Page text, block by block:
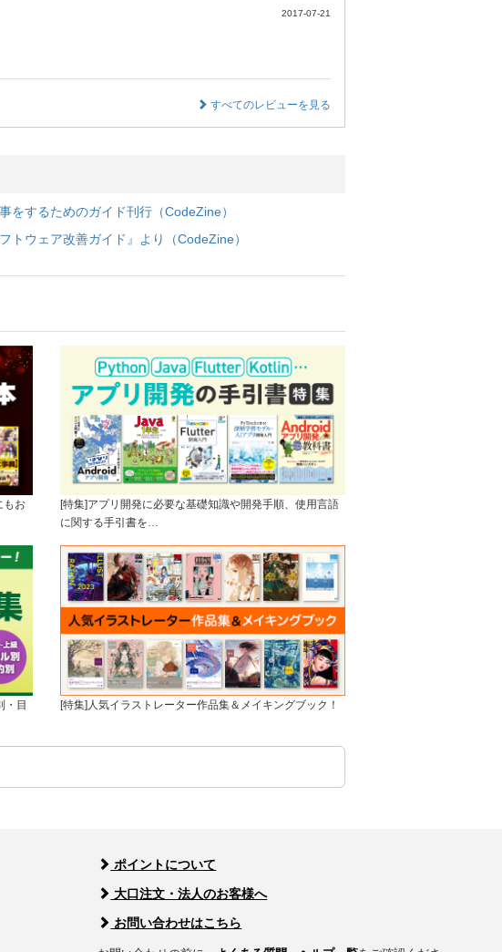
2017-07-21
すべてのレビューを見る
するためのガイド刊行（CodeZine）
ウェア改善ガイド』より（CodeZine）
もお
[特集]アプリ開発に必要な基礎知識や開発手順、使用言語
に関する手引書を…
・目
[特集]人気イラストレーター作品集＆メイキングブック！
ポイントについて
大口注文・法人のお客様へ
お問い合わせはこちら